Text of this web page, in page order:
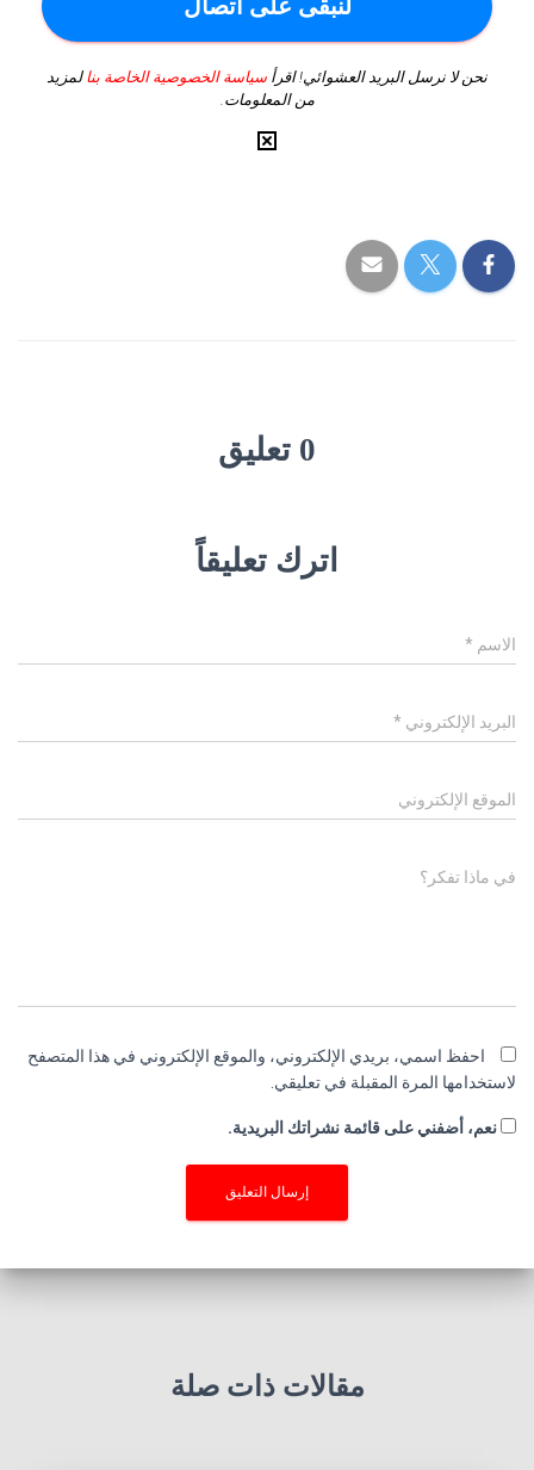
نحن لا نرسل البريد العشوائي! اقرأ سياسة الخصوصية الخاصة بنا لمزيد
من المعلومات.
0 تعليق
اترك تعليقاً
الاسم *
البريد الإلكتروني *
الموقع الإلكتروني
في ماذا تفكر؟
احفظ اسمي، بريدي الإلكتروني، والموقع الإلكتروني في هذا المتصفح
لاستخدامها المرة المقبلة في تعليقي.
نعم، أضفني على قائمة نشراتك البريدية.
مقالات ذات صلة